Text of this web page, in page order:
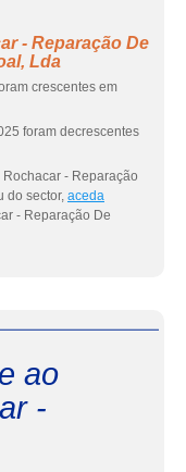
- Reparação De
Lda
crescentes em
foram decrescentes
- Reparação
do sector, aceda
- Reparação De
ao
-